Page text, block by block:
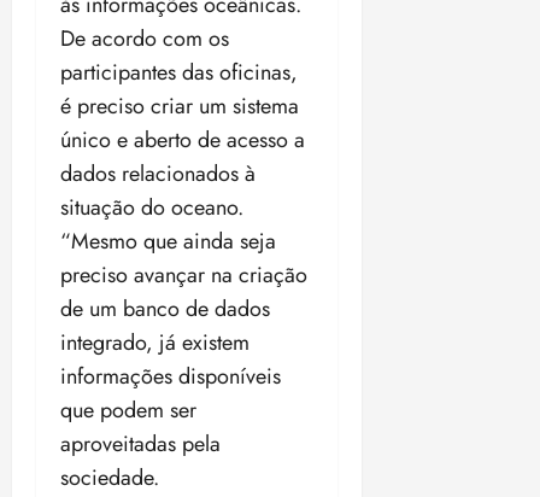
De acordo com os
participantes das oficinas,
é preciso criar um sistema
único e aberto de acesso a
dados relacionados à
situação do oceano.
“Mesmo que ainda seja
preciso avançar na criação
de um banco de dados
integrado, já existem
informações disponíveis
que podem ser
aproveitadas pela
sociedade.